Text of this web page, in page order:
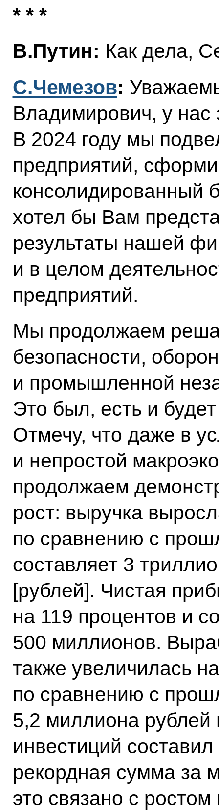
* * *
В.Путин: Как дела,
С.Чемезов:
Владимирович, у нас
В 2024 году мы
предприятий,
консолидированный
хотел бы Вам
результаты нашей
и в целом
предприятий.
Мы продолжаем
безопасности,
и промышленной
Это был, есть и
Отмечу, что даже в
и непростой
продолжаем
рост: выручка
по сравнению с
составляет 3
[рублей]. Чистая
на 119 процентов и
500 миллионов.
также увеличилась
по сравнению с
5,2 миллиона
инвестиций
рекордная сумма за
это связано с